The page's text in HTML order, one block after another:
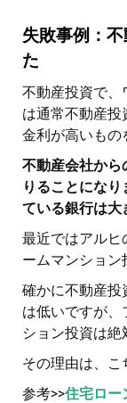
失敗事例：
た
不動産投資で、
は通常不動産投
金利が高いもの
不動産会社から
りることにな
ている銀行は大
最近ではアルヒ
ームマンション
確かに不動産投
は低いですが
ション投資は絶
その理由は、こ
参考>>住宅ロー